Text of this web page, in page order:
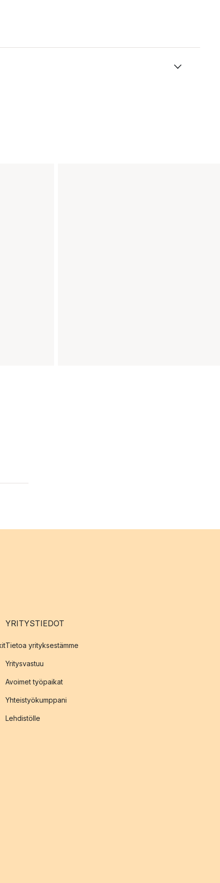
YRITYSTIEDOT
Tietoa yrityksestämme
Yritysvastuu
Avoimet työpaikat
Yhteistyökumppani
Lehdistölle